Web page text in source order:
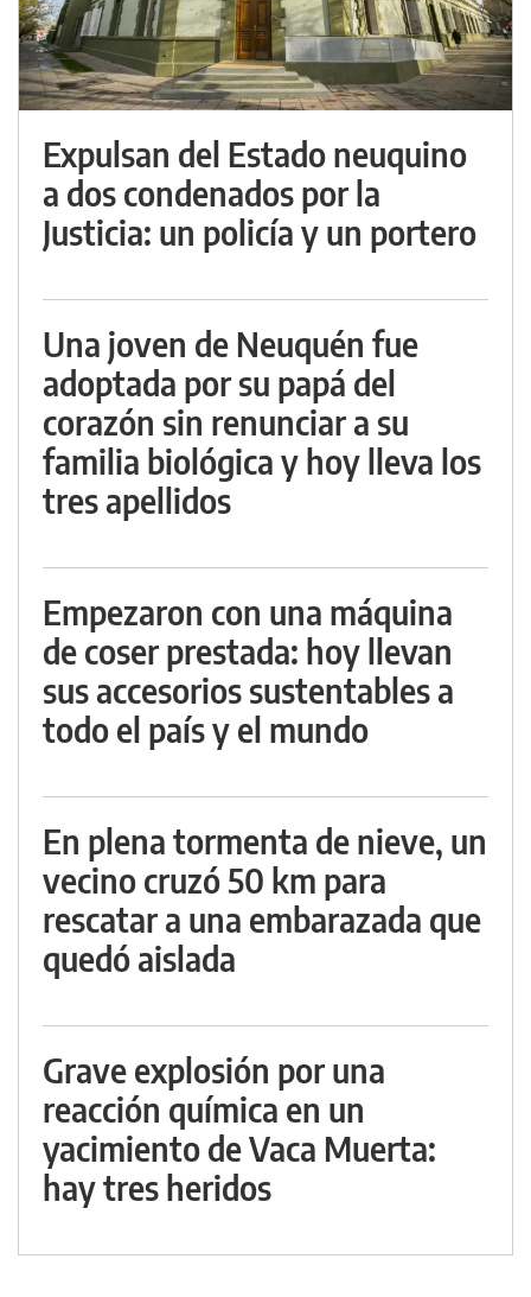
Expulsan del Estado neuquino
a dos condenados por la
Justicia: un policía y un portero
Una joven de Neuquén fue
adoptada por su papá del
corazón sin renunciar a su
familia biológica y hoy lleva los
tres apellidos
Empezaron con una máquina
de coser prestada: hoy llevan
sus accesorios sustentables a
todo el país y el mundo
En plena tormenta de nieve, un
vecino cruzó 50 km para
rescatar a una embarazada que
quedó aislada
Grave explosión por una
reacción química en un
yacimiento de Vaca Muerta:
hay tres heridos